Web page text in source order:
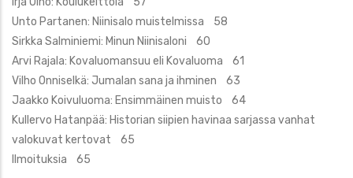
Unto Partanen: Niinisalo muistelmissa 58
Sirkka Salminiemi: Minun Niinisaloni 60
Arvi Rajala: Kovaluomansuu eli Kovaluoma 61
Vilho Onniselkä: Jumalan sana ja ihminen 63
Jaakko Koivuluoma: Ensimmäinen muisto 64
Kullervo Hatanpää: Historian siipien havinaa sarjassa vanhat
valokuvat kertovat 65
Ilmoituksia 65